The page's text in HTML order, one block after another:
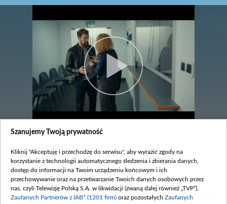
legenda
Zobacz również
Szanujemy Twoją prywatność
Kliknij "Akceptuję i przechodzę do serwisu", aby wyrazić zgody na
korzystanie z technologii automatycznego śledzenia i zbierania danych,
dostęp do informacji na Twoim urządzeniu końcowym i ich
przechowywanie oraz na przetwarzanie Twoich danych osobowych przez
nas, czyli Telewizję Polską S.A. w likwidacji (zwaną dalej również „TVP”),
Zaufanych Partnerów z IAB* (1201 firm) oraz pozostałych Zaufanych